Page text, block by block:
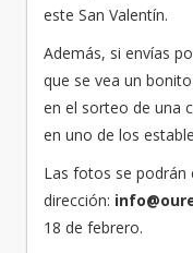
este San Valentín.
Además, si envías
que se vea un
en el sorteo de una
en uno de los
Las fotos se podrán
dirección:
18 de febrero.